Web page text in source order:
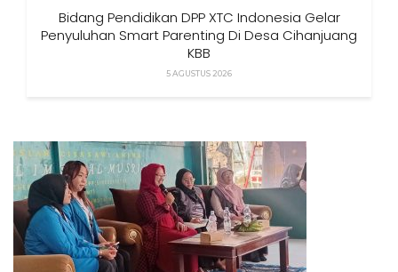
Bidang Pendidikan DPP XTC Indonesia Gelar
Penyuluhan Smart Parenting Di Desa Cihanjuang
KBB
5 AGUSTUS 2026